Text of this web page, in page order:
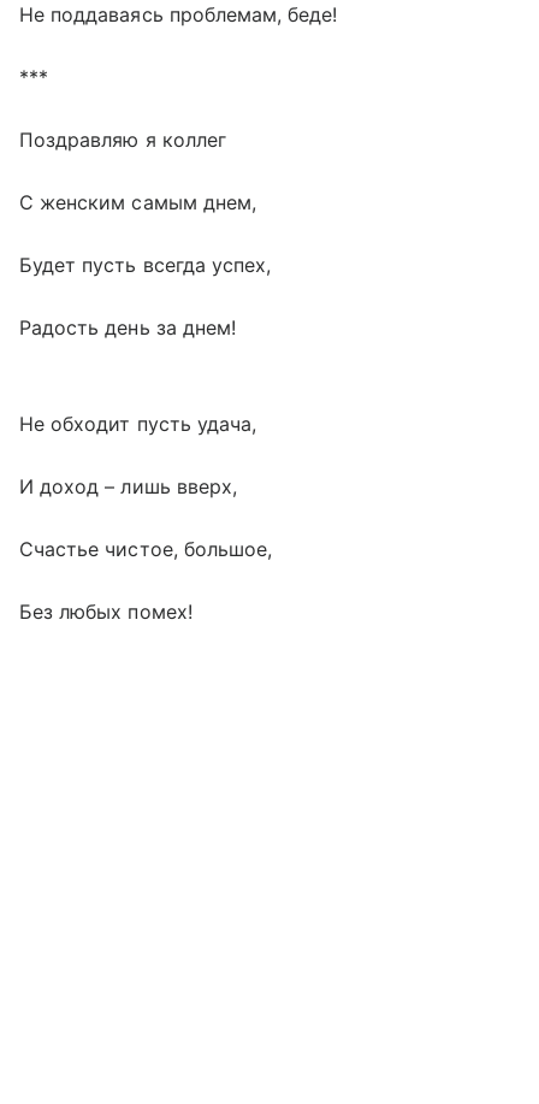
Не поддаваясь проблемам, беде!
***
Поздравляю я коллег
С женским самым днем,
Будет пусть всегда успех,
Радость день за днем!
Не обходит пусть удача,
И доход – лишь вверх,
Счастье чистое, большое,
Без любых помех!